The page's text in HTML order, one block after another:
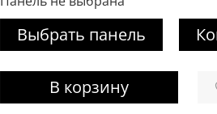
Выбрать панель
В корзину